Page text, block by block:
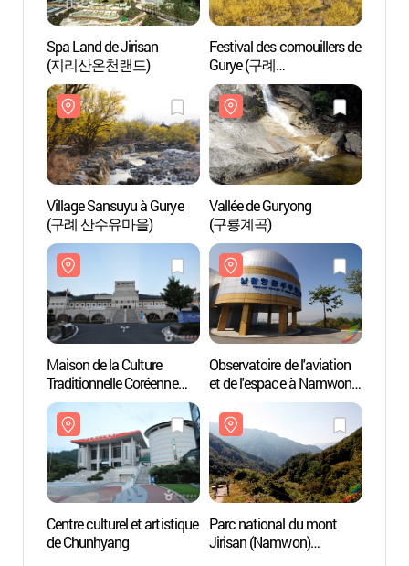
Spa Land de Jirisan
(지리산온천랜드)
Festival des cornouillers de
Gurye (구례
산수유꽃축제)
Village Sansuyu à Gurye
(구례 산수유마을)
Vallée de Guryong
(구룡계곡)
Maison de la Culture
Traditionnelle Coréenne
(국립민속국악원)
Observatoire de l'aviation
et de l'espace à Namwon
(남원항공우주천문대)
Centre culturel et artistique
de Chunhyang
Parc national du mont
Jirisan (Namwon)